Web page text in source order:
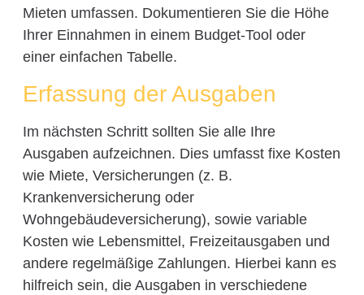
Mieten umfassen. Dokumentieren Sie die Höhe
Ihrer Einnahmen in einem Budget-Tool oder
einer einfachen Tabelle.
Erfassung der Ausgaben
Im nächsten Schritt sollten Sie alle Ihre
Ausgaben aufzeichnen. Dies umfasst fixe Kosten
wie Miete, Versicherungen (z. B.
Krankenversicherung oder
Wohngebäudeversicherung), sowie variable
Kosten wie Lebensmittel, Freizeitausgaben und
andere regelmäßige Zahlungen. Hierbei kann es
hilfreich sein, die Ausgaben in verschiedene